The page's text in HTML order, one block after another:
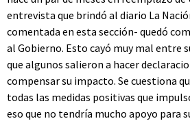
entrevista que brindó al diario La
comentada en esta sección- quedó
al Gobierno. Esto cayó muy mal entre
que algunos salieron a hacer
compensar su impacto. Se cuestiona
todas las medidas positivas que
eso que no tendría mucho apoyo para